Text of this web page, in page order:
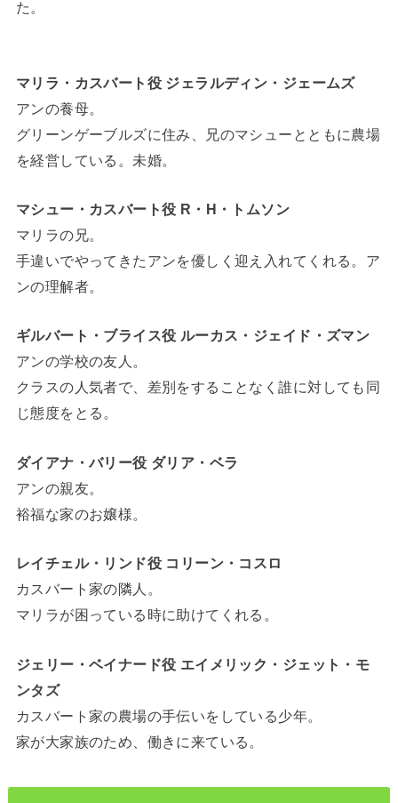
た。
マリラ・カスバート役 ジェラルディン・ジェームズ
アンの養母。
グリーンゲーブルズに住み、兄のマシューとともに農場
を経営している。未婚。
マシュー・カスバート役 R・H・トムソン
マリラの兄。
手違いでやってきたアンを優しく迎え入れてくれる。ア
ンの理解者。
ギルバート・ブライス役 ルーカス・ジェイド・ズマン
アンの学校の友人。
クラスの人気者で、差別をすることなく誰に対しても同
じ態度をとる。
ダイアナ・バリー役 ダリア・ベラ
アンの親友。
裕福な家のお嬢様。
レイチェル・リンド役 コリーン・コスロ
カスバート家の隣人。
マリラが困っている時に助けてくれる。
ジェリー・ベイナード役 エイメリック・ジェット・モ
ンタズ
カスバート家の農場の手伝いをしている少年。
家が大家族のため、働きに来ている。